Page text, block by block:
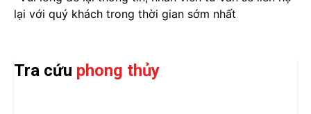
lại với quý khách trong thời gian sớm nhất
Tra cứu phong thủy